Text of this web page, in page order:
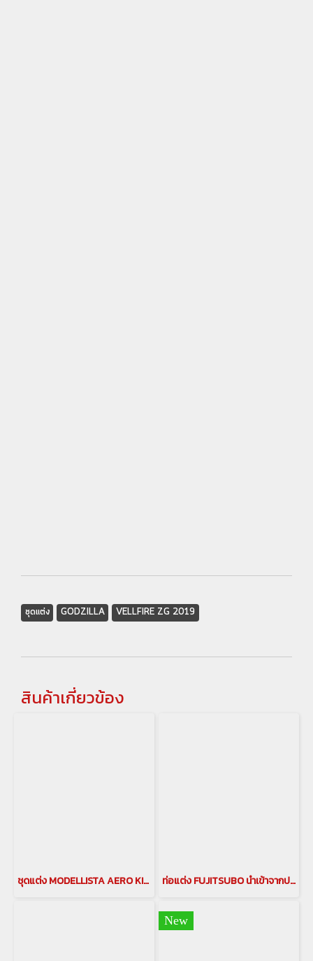
ชุดแต่ง GODZILLA VELLFIRE ZG 2019
สินค้าเกี่ยวข้อง
ชุดแต่ง MODELLISTA AERO KIT 2018-2023 ชุดแต่งModellista สำหรับรถยนต์ VELLFIRE 2018-2023 ชุดแต่งโมเดลลิสต้า ชุดแต่งmodellista for vellfire ท่อแต่ง FUJITSUBO นำเข้าจากประเทศญี่ปุ่น สำหรับรถยนต์ ALPHARD / VELLFIRE 30 รุ่นปี 2015-2022
New